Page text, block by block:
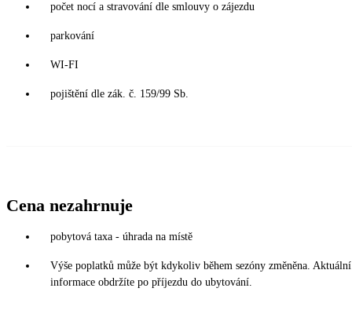
počet nocí a stravování dle smlouvy o zájezdu
parkování
WI-FI
pojištění dle zák. č. 159/99 Sb.
Cena nezahrnuje
pobytová taxa - úhrada na místě
Výše poplatků může být kdykoliv během sezóny změněna. Aktuální
informace obdržíte po příjezdu do ubytování.